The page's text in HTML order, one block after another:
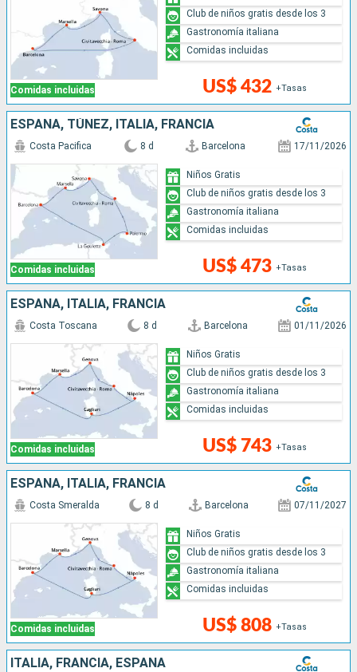
Comidas incluidas US$ 432 +Tasas
Club de niños gratis desde los 3
Gastronomía italiana
Comidas incluidas
ESPAÑA, TÚNEZ, ITALIA, FRANCIA
Comidas incluidas
Costa Pacifica 8 d Barcelona 17/11/2026
US$ 473 +Tasas
Niños Gratis
Club de niños gratis desde los 3
Gastronomía italiana
Comidas incluidas
ESPAÑA, ITALIA, FRANCIA
Comidas incluidas
Costa Toscana 8 d Barcelona 01/11/2026
US$ 743 +Tasas
Niños Gratis
Club de niños gratis desde los 3
Gastronomía italiana
Comidas incluidas
ESPAÑA, ITALIA, FRANCIA
Comidas incluidas
Costa Smeralda 8 d Barcelona 07/11/2027
US$ 808 +Tasas
Niños Gratis
Club de niños gratis desde los 3
Gastronomía italiana
Comidas incluidas
ITALIA, FRANCIA, ESPAÑA